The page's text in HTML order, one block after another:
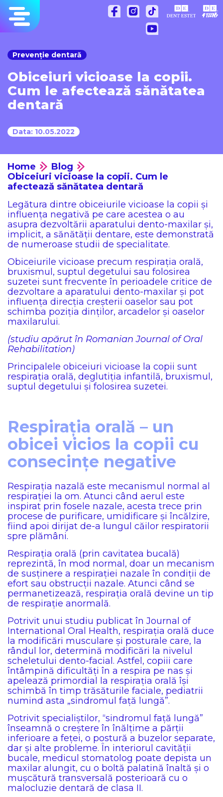
conținut
Prevenție dentară
Obiceiuri vicioase la copii.
Cum le afectează sănătatea
dentară
Data: 10.05.2022
Home
Blog
Obiceiuri vicioase la copii. Cum le
afectează sănătatea dentară
Legătura dintre obiceiurile vicioase la copii și
influența negativă pe care acestea o au
asupra dezvoltării aparatului dento-maxilar și,
implicit, a sănătății dentare, este demonstrată
de numeroase studii de specialitate.
Obiceiurile vicioase precum respirația orală,
bruxismul, suptul degetului sau folosirea
suzetei sunt frecvente în perioadele critice de
dezvoltare a aparatului dento-maxilar și pot
influența direcția creșterii oaselor sau pot
schimba poziția dinților, arcadelor și oaselor
maxilarului.
(studiu apărut în Romanian Journal of Oral
Rehabilitation)
Principalele obiceiuri vicioase la copii sunt
respirația orală, deglutiția infantilă, bruxismul,
suptul degetului și folosirea suzetei.
Respirația orală – un
obicei vicios la copii cu
consecințe negative
Respiraţia nazală este mecanismul normal al
respirației la om. Atunci când aerul este
inspirat prin fosele nazale, acesta trece prin
procese de purificare, umidificare și încălzire,
fiind apoi dirijat de-a lungul căilor respiratorii
spre plămâni.
Respirația orală (prin cavitatea bucală)
reprezintă, în mod normal, doar un mecanism
de susținere a respirației nazale în condiții de
efort sau obstrucții nazale. Atunci când se
permanetizează, respirația orală devine un tip
de respirație anormală.
Potrivit unui studiu publicat în Journal of
International Oral Health, respirația orală duce
la modificări musculare și posturale care, la
rândul lor, determină modificări la nivelul
scheletului dento-facial. Astfel, copiii care
întâmpină dificultăți în a respira pe nas și
apelează primordial la respirația orală își
schimbă în timp trăsăturile faciale, pediatrii
numind asta „sindromul față lungă”.
Potrivit specialiștilor, “sindromul față lungă”
înseamnă o creștere în înălțime a părții
inferioare a feței, o postură a buzelor separate,
dar și alte probleme. În interiorul cavității
bucale, medicul stomatolog poate depista un
maxilar alungit, cu o boltă palatină înaltă și o
mușcătură transversală posterioară cu o
malocluzie dentară de clasa II.